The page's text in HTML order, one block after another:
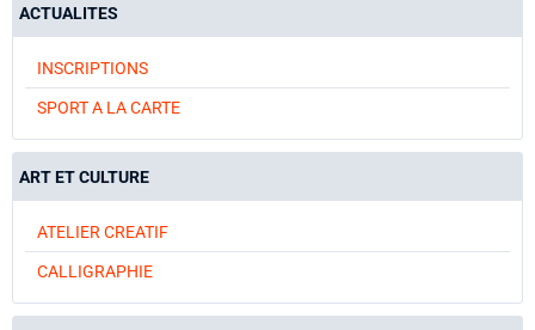
ACTUALITES
INSCRIPTIONS
SPORT A LA CARTE
ART ET CULTURE
ATELIER CREATIF
CALLIGRAPHIE